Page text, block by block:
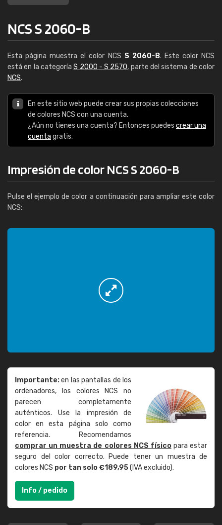
NCS S 2060-B
Esta página muestra el color NCS S 2060-B. Este color NCS
está en la categoríaS 2000 - S 2570, parte del sistema de color
NCS.
En este sitio web puede crear sus propias colecciones
de colores NCS con una cuenta.
¿Aún no tienes una cuenta? Entonces puedes crear una
cuenta gratis.
Impresión de color NCS S 2060-B
Pulse el ejemplo de color a continuación para ampliar este color
NCS:
Importante:en las pantallas de los
ordenadores, los colores NCS no
parecen completamente
auténticos. Use la impresión de
color en esta página solo como
referencia. Recomendamos
comprar un muestra de colores NCS físicopara estar
seguro del color correcto. Puede tener un muestra de
colores NCS por tan solo €189,95(IVA excluido).
Info / pedido